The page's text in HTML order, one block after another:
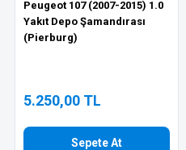
Peugeot 107 (2007-2015) 1.0
Yakıt Depo Şamandırası
(Pierburg)
5.250,00 TL
Sepete At